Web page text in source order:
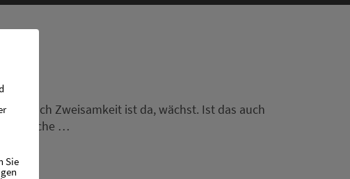
nach Zweisamkeit ist da, wächst. Ist das auch
…
Sie